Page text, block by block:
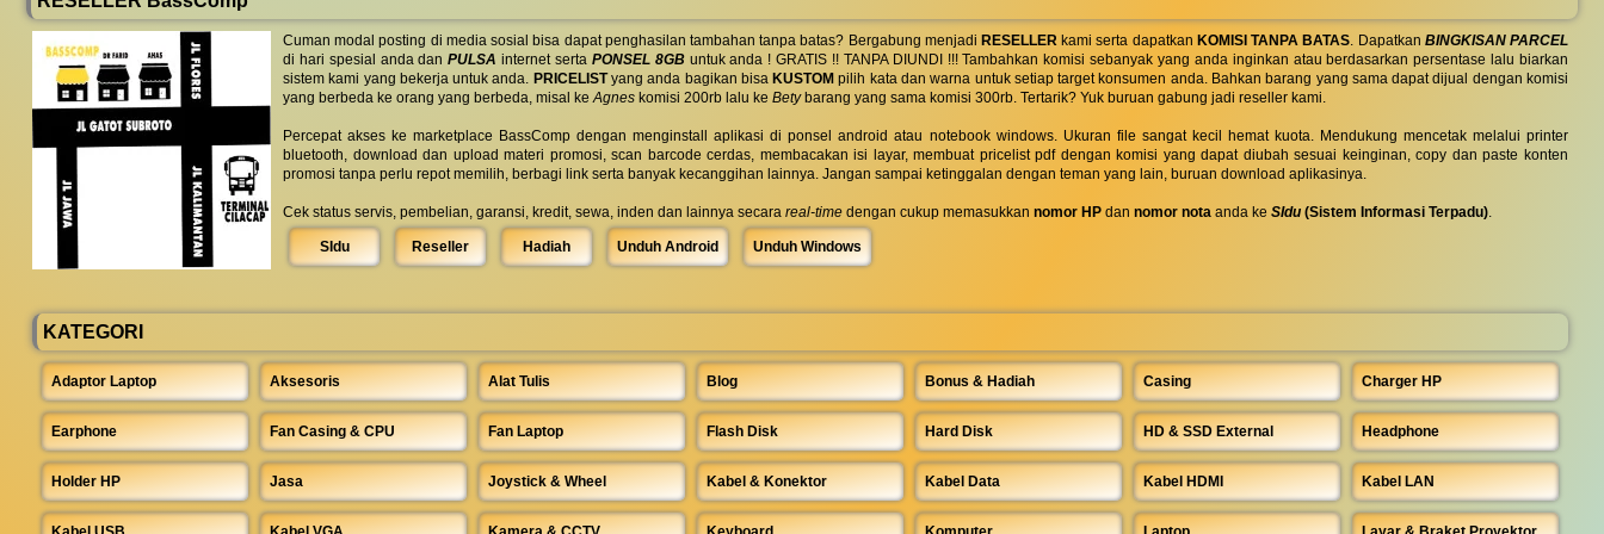
Cuman modal posting di media sosial bisa dapat penghasilan tambahan tanpa batas? Bergabung menjadi RESELLER kami serta dapatkan KOMISI TANPA BATAS. Dapatkan BINGKISAN PARCEL
di hari spesial anda danPULSA internet serta PONSEL 8GBuntuk anda ! GRATIS !! TANPA DIUNDI !!! Tambahkan komisi sebanyak yang anda inginkan atau berdasarkan persentase lalu biarkan
sistem kami yang bekerja untuk anda. PRICELISTyang anda bagikan bisa KUSTOM pilih kata dan warna untuk setiap target konsumen anda. Bahkan barang yang sama dapat dijual dengan komisi
yang berbeda ke orang yang berbeda, misal keAgnes komisi 200rb lalu ke Betybarang yang sama komisi 300rb. Tertarik? Yuk buruan gabung jadi reseller kami.
Percepat akses ke marketplace BassComp dengan menginstall aplikasi di ponsel android atau notebook windows. Ukuran file sangat kecil hemat kuota. Mendukung mencetak melalui printer
bluetooth, download dan upload materi promosi, scan barcode cerdas, membacakan isi layar, membuat pricelist pdf dengan komisi yang dapat diubah sesuai keinginan, copy dan paste konten
promosi tanpa perlu repot memilih, berbagi link serta banyak kecanggihan lainnya. Jangan sampai ketinggalan dengan teman yang lain, buruan download aplikasinya.
Cek status servis, pembelian, garansi, kredit, sewa, inden dan lainnya secara real-time dengan cukup memasukkan nomor HP dan nomor nota anda ke SIdu (Sistem Informasi Terpadu).
SIdu Reseller Hadiah Unduh Android Unduh Windows
KATEGORI
Adaptor Laptop Aksesoris Alat Tulis Blog Bonus & Hadiah Casing Charger HP
Earphone Fan Casing & CPU Fan Laptop Flash Disk Hard Disk HD & SSD External Headphone
Holder HP Jasa Joystick & Wheel Kabel & Konektor Kabel Data Kabel HDMI Kabel LAN